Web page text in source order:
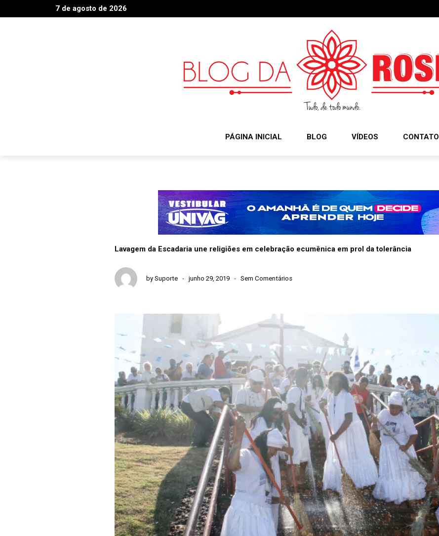
7 de agosto de 2026
PÁGINA INICIAL BLOG VÍDEOS CONTATO
Lavagem da Escadaria une religiões em celebração ecumênica em prol da tolerância
by Suporte junho 29, 2019 Sem Comentários